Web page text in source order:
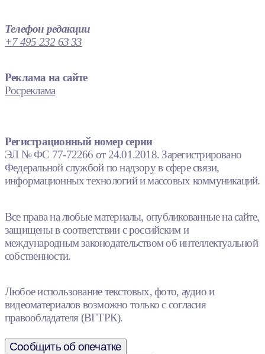
Телефон редакции
+7 495 232 63 33
Реклама на сайте
Росреклама
Регистрационный номер серии
ЭЛ № ФС 77-72266 от 24.01.2018. Зарегистрировано
Федеральной службой по надзору в сфере связи,
информационных технологий и массовых коммуникаций.
Все права на любые материалы, опубликованные на сайте,
защищены в соответствии с российским и
международным законодательством об интеллектуальной
собственности.
Любое использование текстовых, фото, аудио и
видеоматериалов возможно только с согласия
правообладателя (ВГТРК).
Сообщить об опечатке